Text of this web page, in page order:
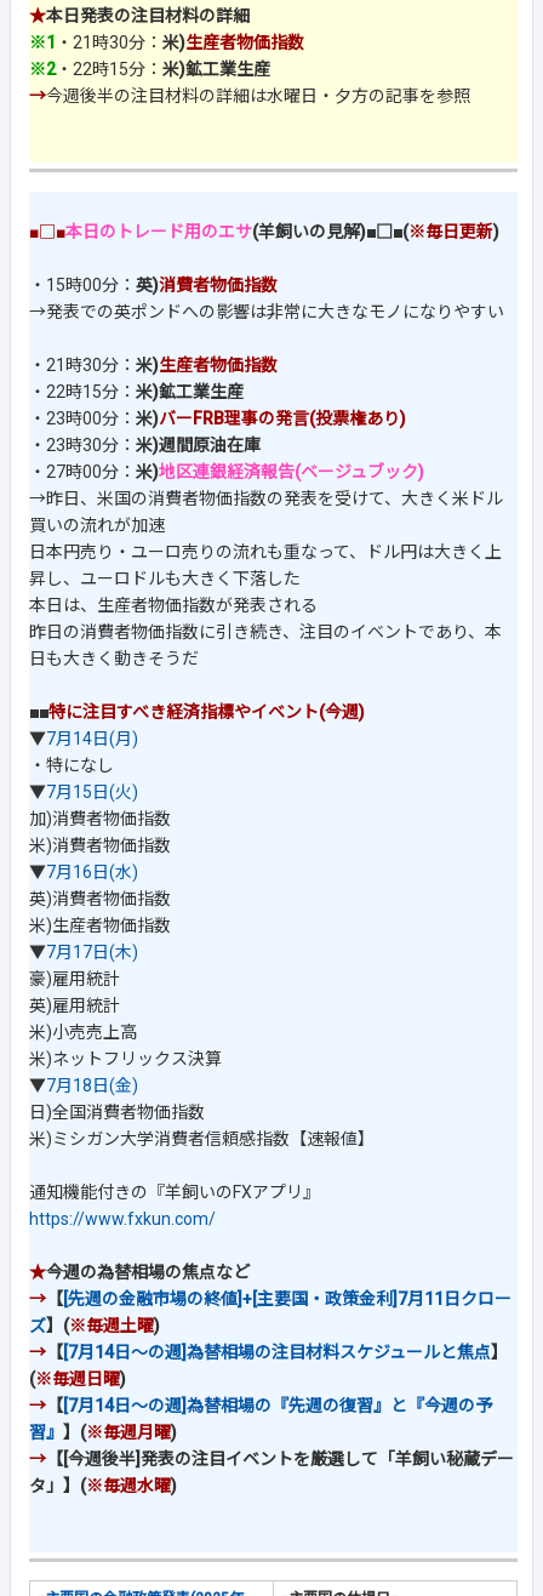
★本日発表の注目材料の詳細
※1 ・21時30分： 米)生産者物価指数
※2・22時15分： 米)鉱工業生産
→今週後半の注目材料の詳細は水曜日・夕方の記事を参照
■□■本日のトレード用のエサ(羊飼いの見解)■□■(※毎日更新)
・15時00分： 英)消費者物価指数
→発表での英ポンドへの影響は非常に大きなモノになりやすい
・21時30分： 米)生産者物価指数
・22時15分： 米)鉱工業生産
・23時00分： 米)バーFRB理事の発言(投票権あり)
・23時30分： 米)週間原油在庫
・27時00分： 米)地区連銀経済報告(ベージュブック)
→昨日、米国の消費者物価指数の発表を受けて、大きく米ドル
買いの流れが加速
日本円売り・ユーロ売りの流れも重なって、ドル円は大きく上
昇し、ユーロドルも大きく下落した
本日は、生産者物価指数が発表される
昨日の消費者物価指数に引き続き、注目のイベントであり、本
日も大きく動きそうだ
■■特に注目すべき経済指標やイベント(今週)
▼7月14日(月)
・特になし
▼7月15日(火)
加)消費者物価指数
米)消費者物価指数
▼7月16日(水)
英)消費者物価指数
米)生産者物価指数
▼7月17日(木)
豪)雇用統計
英)雇用統計
米)小売売上高
米)ネットフリックス決算
▼7月18日(金)
日)全国消費者物価指数
米)ミシガン大学消費者信頼感指数【速報値】
通知機能付きの『羊飼いのFXアプリ』
https://www.fxkun.com/
★今週の為替相場の焦点など
→ 【[先週の金融市場の終値]+[主要国・政策金利]7月11日クロー
ズ】(※毎週土曜)
→ 【[7月14日～の週]為替相場の注目材料スケジュールと焦点】
(※毎週日曜)
→ 【[7月14日～の週]為替相場の『先週の復習』と『今週の予
習』 】(※毎週月曜)
→ 【[今週後半]発表の注目イベントを厳選して「羊飼い秘蔵デー
タ」】(※毎週水曜)